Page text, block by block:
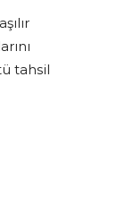
tahsil